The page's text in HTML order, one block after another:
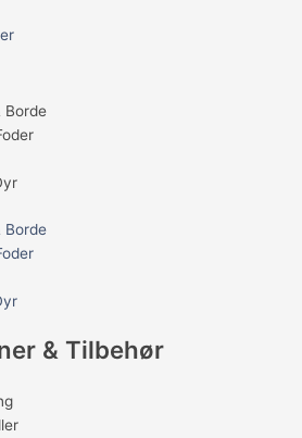
Borde
Borde
& Tilbehør